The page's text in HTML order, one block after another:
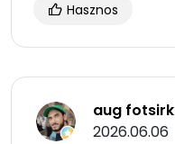
Hasznos
aug fotsirk
2026.06.06